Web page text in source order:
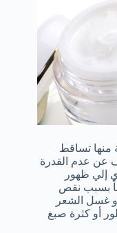
منها تساقط
عن عدم القدرة
إلي ظهور
بسبب نقص
غسل الشعر
أو كثرة صبغ